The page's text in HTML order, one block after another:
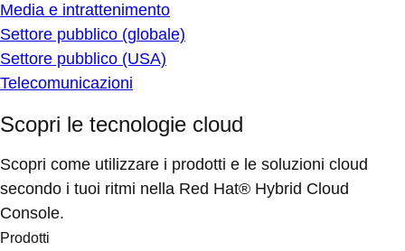
Media e intrattenimento
Settore pubblico (globale)
Settore pubblico (USA)
Telecomunicazioni
Scopri le tecnologie cloud
Scopri come utilizzare i prodotti e le soluzioni cloud
secondo i tuoi ritmi nella Red Hat® Hybrid Cloud
Console.
Prodotti